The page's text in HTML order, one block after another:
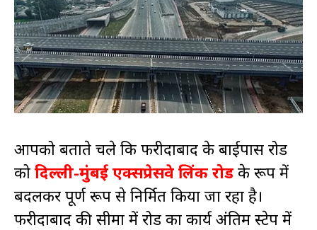
आपको बताते चले कि फरीदाबाद के बाईपास रोड
को दिल्ली-मुंबई एक्सप्रेसवे लिंक रोड के रूप में
बदलकर पूर्ण रूप से निर्मित किया जा रहा है।
फरीदाबाद की सीमा में रोड का कार्य अंतिम स्टेप में